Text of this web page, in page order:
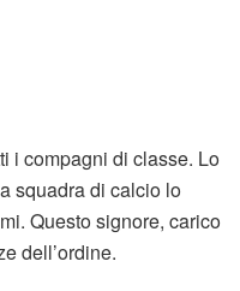
i compagni di classe. Lo
squadra di calcio lo
Questo signore, carico
dell’ordine.